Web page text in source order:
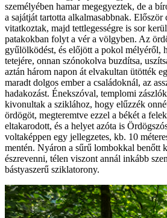
személyében hamar megegyeztek, de a
a sajátját tartotta alkalmasabbnak.
vitatkoztak, majd tettlegességre is sor
patakokban folyt a vér a völgyben. Az
gyűlölködést, és előjött a pokol mélyéről,
tetejére, onnan szónokolva buzdítsa,
aztán három napon át elvakultan ütötték
maradt dolgos ember a családoknál, az
hadakozást. Énekszóval, templomi
kivonultak a sziklához, hogy elűzzék
ördögöt, megteremtve ezzel a békét a
eltakarodott, és a helyet azóta is
voltaképpen egy jellegzetes, kb. 10
mentén. Nyáron a sűrű lombokkal benőtt
észrevenni, télen viszont annál inkább
bástyaszerű sziklatorony.